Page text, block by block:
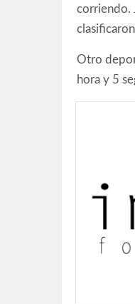
corriendo.
Otro
hora y 5